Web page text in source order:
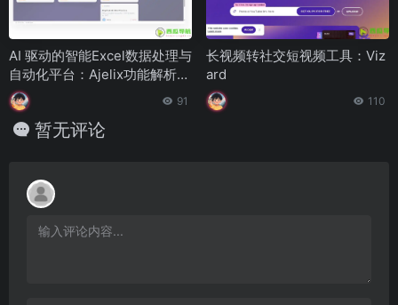
AI 驱动的智能Excel数据处理与
自动化平台：Ajelix功能解析与
使用指南
91
长视频转社交短视频工具：Viz
ard
110
暂无评论